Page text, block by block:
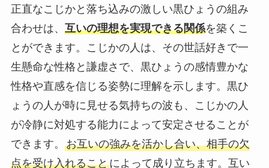
正直なこじかと落ち込みの激しい黒ひょうの組み
合わせは、 互いの理想を実現できる関係を築くこ
とができます。こじかの人は、その世話好きで一
生懸命な性格と謙虚さで、黒ひょうの感情豊かな
性格や直感を信じる姿勢に理解を示します。黒ひ
ょうの人が時に見せる気持ちの波も、こじかの人
が冷静に対処する能力によって安定させることが
できます。 お互いの強みを活かし合い、相手の欠
点を受け入れることによって成り立ちます。互い